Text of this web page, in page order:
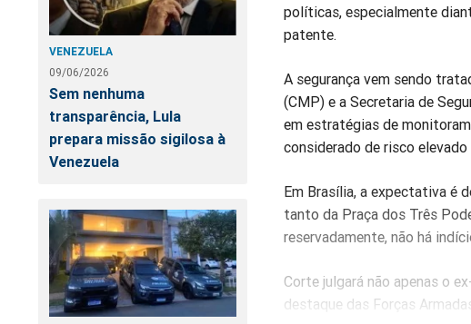
VENEZUELA
09/06/2026
Sem nenhuma
transparência, Lula
prepara missão sigilosa à
Venezuela
políticas, especialmente
patente.
A segurança vem sendo
(CMP) e a Secretaria de
em estratégias de
considerado de risco
Em Brasília, a expectativa é
tanto da Praça dos Três
reservadamente, não há
Corte julgará não apenas o
destaque das Forças